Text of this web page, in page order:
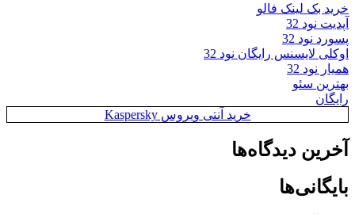
خرید بک لینک فالو
آپدیت نود 32
پسورد نود 32
اوکلی لایسنس رایگان نود 32
همیار نود 32
بهترین سئو
رایگان
خرید آنتی ویروس Kaspersky
آخرین دیدگاه‌ها
بایگانی‌ها